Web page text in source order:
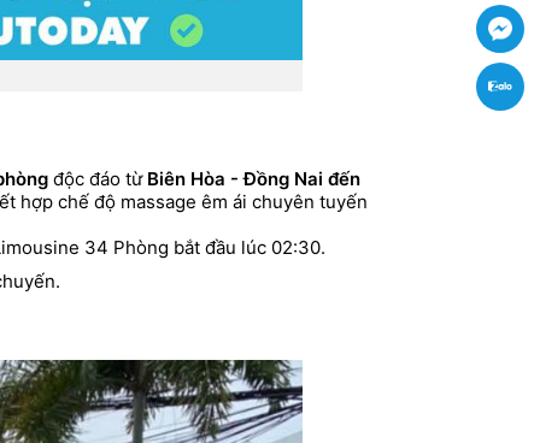
độc đáo từ Biên Hòa - Đồng Nai đến
hợp chế độ massage êm ái chuyên tuyến
34 Phòng bắt đầu lúc 02:30.